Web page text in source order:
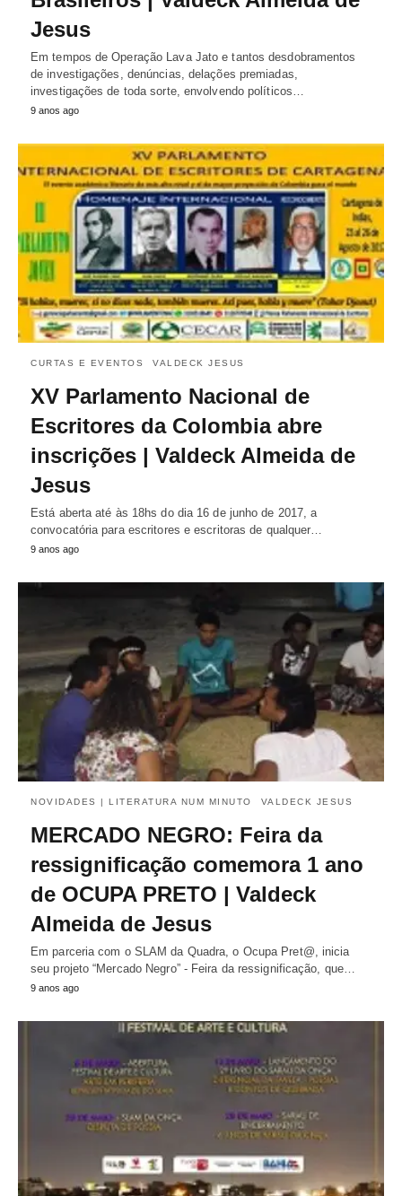
Jesus
Em tempos de Operação Lava Jato e tantos desdobramentos
de investigações, denúncias, delações premiadas,
investigações de toda sorte, envolvendo políticos…
9 anos ago
CURTAS E EVENTOS VALDECK JESUS
XV Parlamento Nacional de
Escritores da Colombia abre
inscrições | Valdeck Almeida de
Jesus
Está aberta até às 18hs do dia 16 de junho de 2017, a
convocatória para escritores e escritoras de qualquer…
9 anos ago
NOVIDADES | LITERATURA NUM MINUTO VALDECK JESUS
MERCADO NEGRO: Feira da
ressignificação comemora 1 ano
de OCUPA PRETO | Valdeck
Almeida de Jesus
Em parceria com o SLAM da Quadra, o Ocupa Pret@, inicia
seu projeto “Mercado Negro” - Feira da ressignificação, que…
9 anos ago